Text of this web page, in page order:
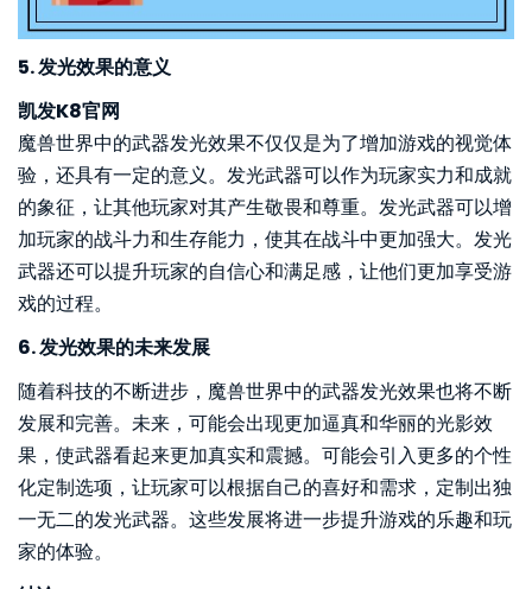
5. 发光效果的意义
凯发K8官网
魔兽世界中的武器发光效果不仅仅是为了增加游戏的视觉体
验，还具有一定的意义。发光武器可以作为玩家实力和成就
的象征，让其他玩家对其产生敬畏和尊重。发光武器可以增
加玩家的战斗力和生存能力，使其在战斗中更加强大。发光
武器还可以提升玩家的自信心和满足感，让他们更加享受游
戏的过程。
6. 发光效果的未来发展
随着科技的不断进步，魔兽世界中的武器发光效果也将不断
发展和完善。未来，可能会出现更加逼真和华丽的光影效
果，使武器看起来更加真实和震撼。可能会引入更多的个性
化定制选项，让玩家可以根据自己的喜好和需求，定制出独
一无二的发光武器。这些发展将进一步提升游戏的乐趣和玩
家的体验。